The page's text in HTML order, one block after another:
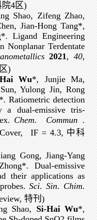
4区)
Shao, Zifeng Zhao,
Jian-Hong Tang*,
Ligand Engineering
Nonplanar Terdentate
2021, 40,
)
Wu*, Junjie Ma,
Yulong Jin, Rong
Ratiometric detection
a dual-emissive tris-
Chem. Commun .
IF = 4.3, 中科
Gong, Jiang-Yang
Dual-emissive
their applications as
Sci.Sin. Chim.
特刊)
Shao, Si-Hai Wu*,